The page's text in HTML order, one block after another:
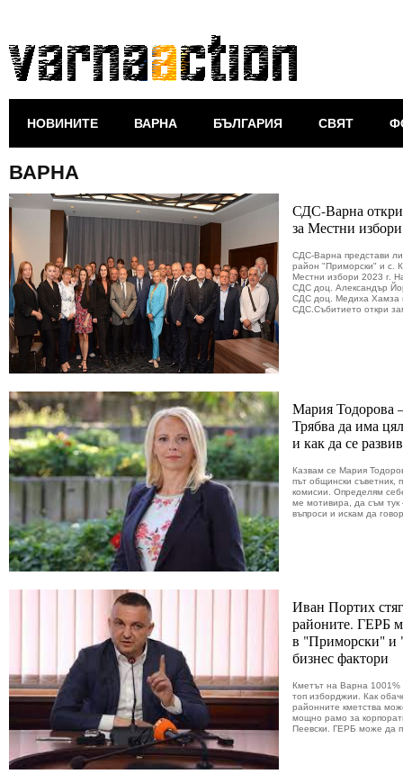
НОВИНИТЕ ВАРНА БЪЛГАРИЯ СВЯТ
ВАРНА
СДС-Варна откри
за Местни
СДС-Варна представи
район "Приморски" и с.
Местни избори 2023 г.
СДС доц. Александър
СДС доц. Медиха Хамза
СДС.Събитието откри
Мария Тодорова
Трябва да има
и как да се
Казвам се Мария
път общински съветник,
комисии. Определям
ме мотивира, да съм тук
въпроси и искам да
Иван Портих
районите. ГЕРБ
в "Приморски" и
бизнес фактори
Кметът на Варна 1001%
топ изборджии. Как
районните кметства
мощно рамо за
Пеевски. ГЕРБ може да